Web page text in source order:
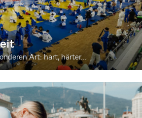
Art: hart, härter...